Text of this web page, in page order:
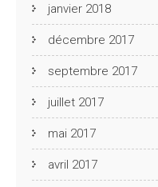
janvier 2018
décembre 2017
septembre 2017
juillet 2017
mai 2017
avril 2017